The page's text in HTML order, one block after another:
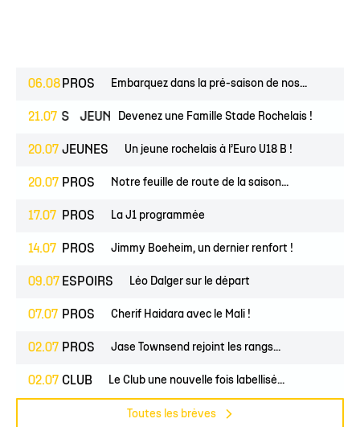
06.08 PROS Embarquez dans la pré-saison de nos...
21.07
ESPOIRS JEUNES Devenez une Famille Stade Rochelais !
20.07 JEUNES Un jeune rochelais à l’Euro U18 B !
20.07 PROS Notre feuille de route de la saison...
17.07 PROS La J1 programmée
14.07 PROS Jimmy Boeheim, un dernier renfort !
09.07 ESPOIRS Léo Dalger sur le départ
07.07 PROS Cherif Haidara avec le Mali !
02.07 PROS Jase Townsend rejoint les rangs...
02.07 CLUB Le Club une nouvelle fois labellisé...
Toutes les brèves